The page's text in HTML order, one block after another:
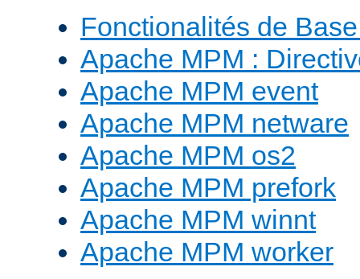
Fonctionalités de
Apache MPM :
Apache MPM event
Apache MPM netware
Apache MPM os2
Apache MPM prefork
Apache MPM winnt
Apache MPM worker